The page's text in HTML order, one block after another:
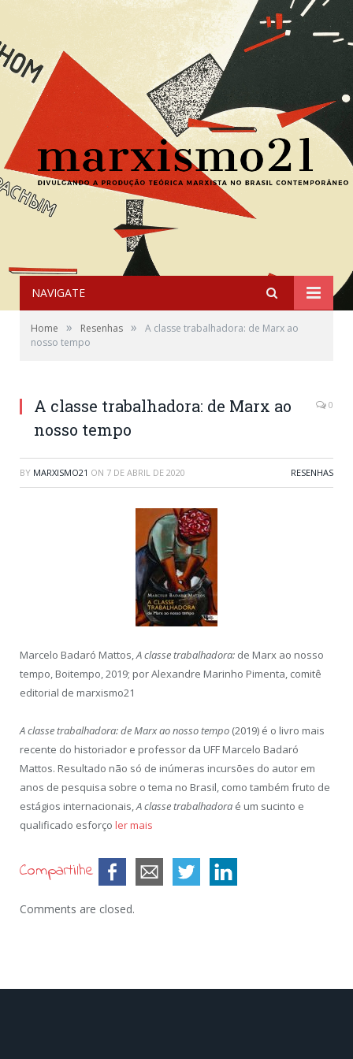
NAVIGATE
Home » Resenhas »
A classe trabalhadora: de Marx ao
nosso tempo
A classe trabalhadora: de Marx ao
nosso tempo
0
BY MARXISMO21 ON 7 DE ABRIL DE 2020 RESENHAS
Marcelo Badaró Mattos,A classe trabalhadora: de Marx ao nosso
tempo, Boitempo, 2019; por Alexandre Marinho Pimenta, comitê
editorial de marxismo21
A classe trabalhadora: de Marx ao nosso tempo (2019) é o livro mais
recente do historiador e professor da UFF Marcelo Badaró
Mattos. Resultado não só de inúmeras incursões do autor em
anos de pesquisa sobre o tema no Brasil, como também fruto de
estágios internacionais,A classe trabalhadora é um sucinto e
qualificado esforço ler mais
Compartilhe
Comments are closed.